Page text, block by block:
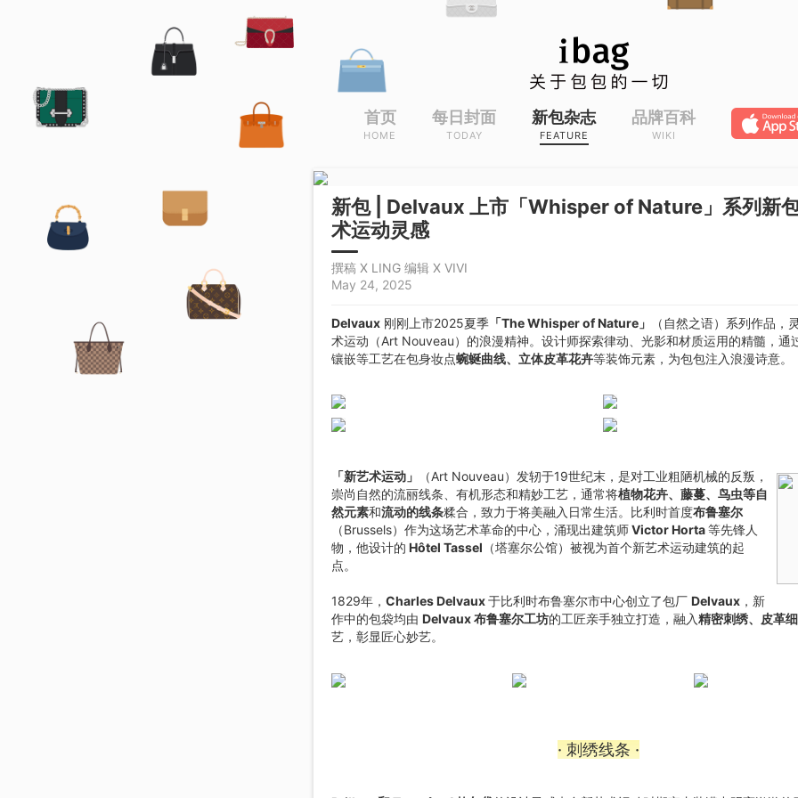
首页
HOME
每日封面
TODAY
新包杂志
FEATURE
品牌百科
WIKI
新包 | Delvaux 上市「Whisper of Nature」系列新
术运动灵感
撰稿 X LING 编辑 X VIVI
May 24, 2025
Delvaux 刚刚上市2025夏季 「The Whisper of Nature」
（自然之语）系列作品，
术运动（Art Nouveau）的浪漫精神。设计师探索律动、光影和材质运用的精髓，通
镶嵌等工艺在包身妆点蜿蜒曲线、立体皮革花卉等装饰元素，为包包注入浪漫诗意。
「新艺术运动」
（Art Nouveau）发轫于19世纪末，是对工业粗陋机械的反叛，
崇尚自然的流丽线条、有机形态和精妙工艺，通常将植物花卉、藤蔓、鸟虫等自
然元素和流动的线条糅合，致力于将美融入日常生活。比利时首度布鲁塞尔
（Brussels）作为这场艺术革命的中心，涌现出建筑师Victor Horta等先锋人
物，他设计的 Hôtel Tassel （塔塞尔公馆）被视为首个新艺术运动建筑的起
点。
1829年， Charles Delvaux于比利时布鲁塞尔市中心创立了包厂 Delvaux ，新
作中的包袋均由 Delvaux 布鲁塞尔工坊的工匠亲手独立打造，融入精密刺绣、皮革
艺，彰显匠心妙艺。
· 刺绣线条 ·